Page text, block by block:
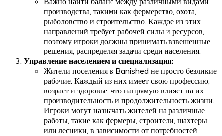
производства, такими как фермерство, охота,
рыболовство и строительство. Каждое из этих
направлений требует рабочей силы и ресурсов,
поэтому игроки должны принимать взвешенные
решения, распределяя задачи среди населения.
Управление населением и специализация:
Жители поселения в Banished не просто безликие
рабочие. Каждый из них имеет свою профессию,
возраст и здоровье, что напрямую влияет на их
производительность и продолжительность жизни.
Игроки могут назначать жителей на различные
работы, такие как фермеры, строители, шахтеры
или лесники, в зависимости от потребностей